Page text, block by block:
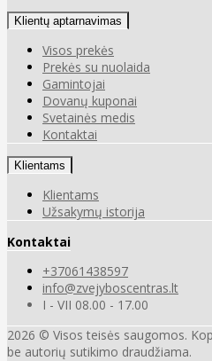
Klientų aptarnavimas
Visos prekės
Prekės su nuolaida
Gamintojai
Dovanų kuponai
Svetainės medis
Kontaktai
Klientams
Klientams
Užsakymų istorija
Kontaktai
+37061438597
info@zvejyboscentras.lt
I - VII 08.00 - 17.00
2026 © Visos teisės saugomos.
be autorių sutikimo draudžiama.